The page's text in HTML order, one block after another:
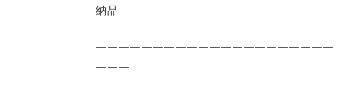
納品
￣￣￣￣￣￣￣￣￣￣￣￣￣￣￣￣￣￣￣￣￣
￣￣￣